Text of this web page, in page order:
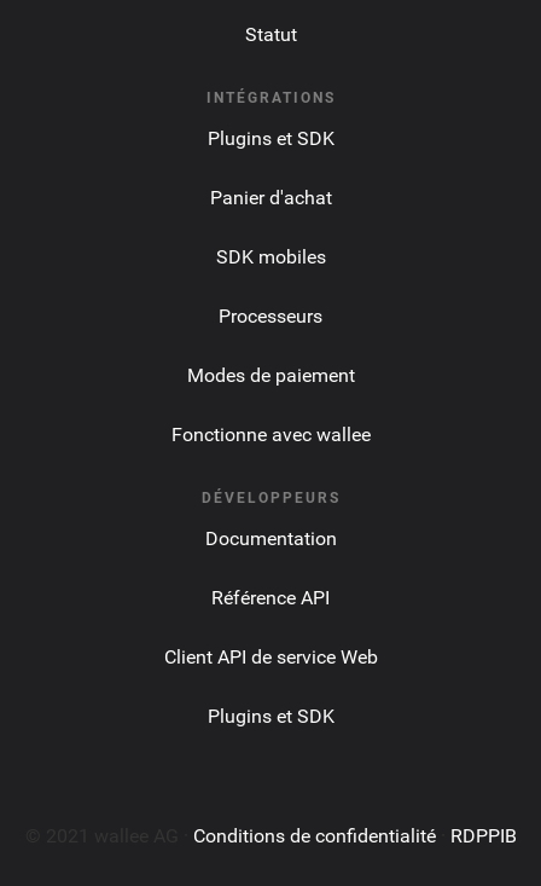
Statut
INTÉGRATIONS
Plugins et SDK
Panier d'achat
SDK mobiles
Processeurs
Modes de paiement
Fonctionne avec wallee
DÉVELOPPEURS
Documentation
Référence API
Client API de service Web
Plugins et SDK
Conditions de confidentialité· RDPPIB